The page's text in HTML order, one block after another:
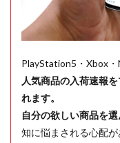
PlayStation5・Xbox
人気商品の入荷速報
れます。
自分の欲しい商品を
知に悩まされる心配が